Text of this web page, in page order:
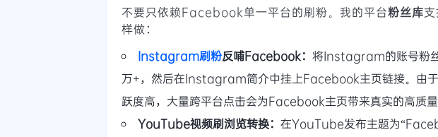
不要只依赖Facebook单一平台的刷粉。我的平台粉丝库
样做：
Instagram刷粉反哺Facebook： 将Instagram的账号粉
万+，然后在Instagram简介中挂上Facebook主页链接。由
跃度高，大量跨平台点击会为Facebook主页带来真实的高质量
YouTube视频刷浏览转换： 在YouTube发布主题为